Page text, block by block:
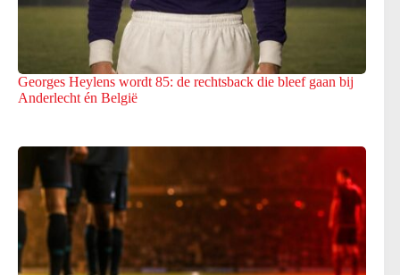
Georges Heylens wordt 85: de rechtsback die bleef gaan bij
Anderlecht én België